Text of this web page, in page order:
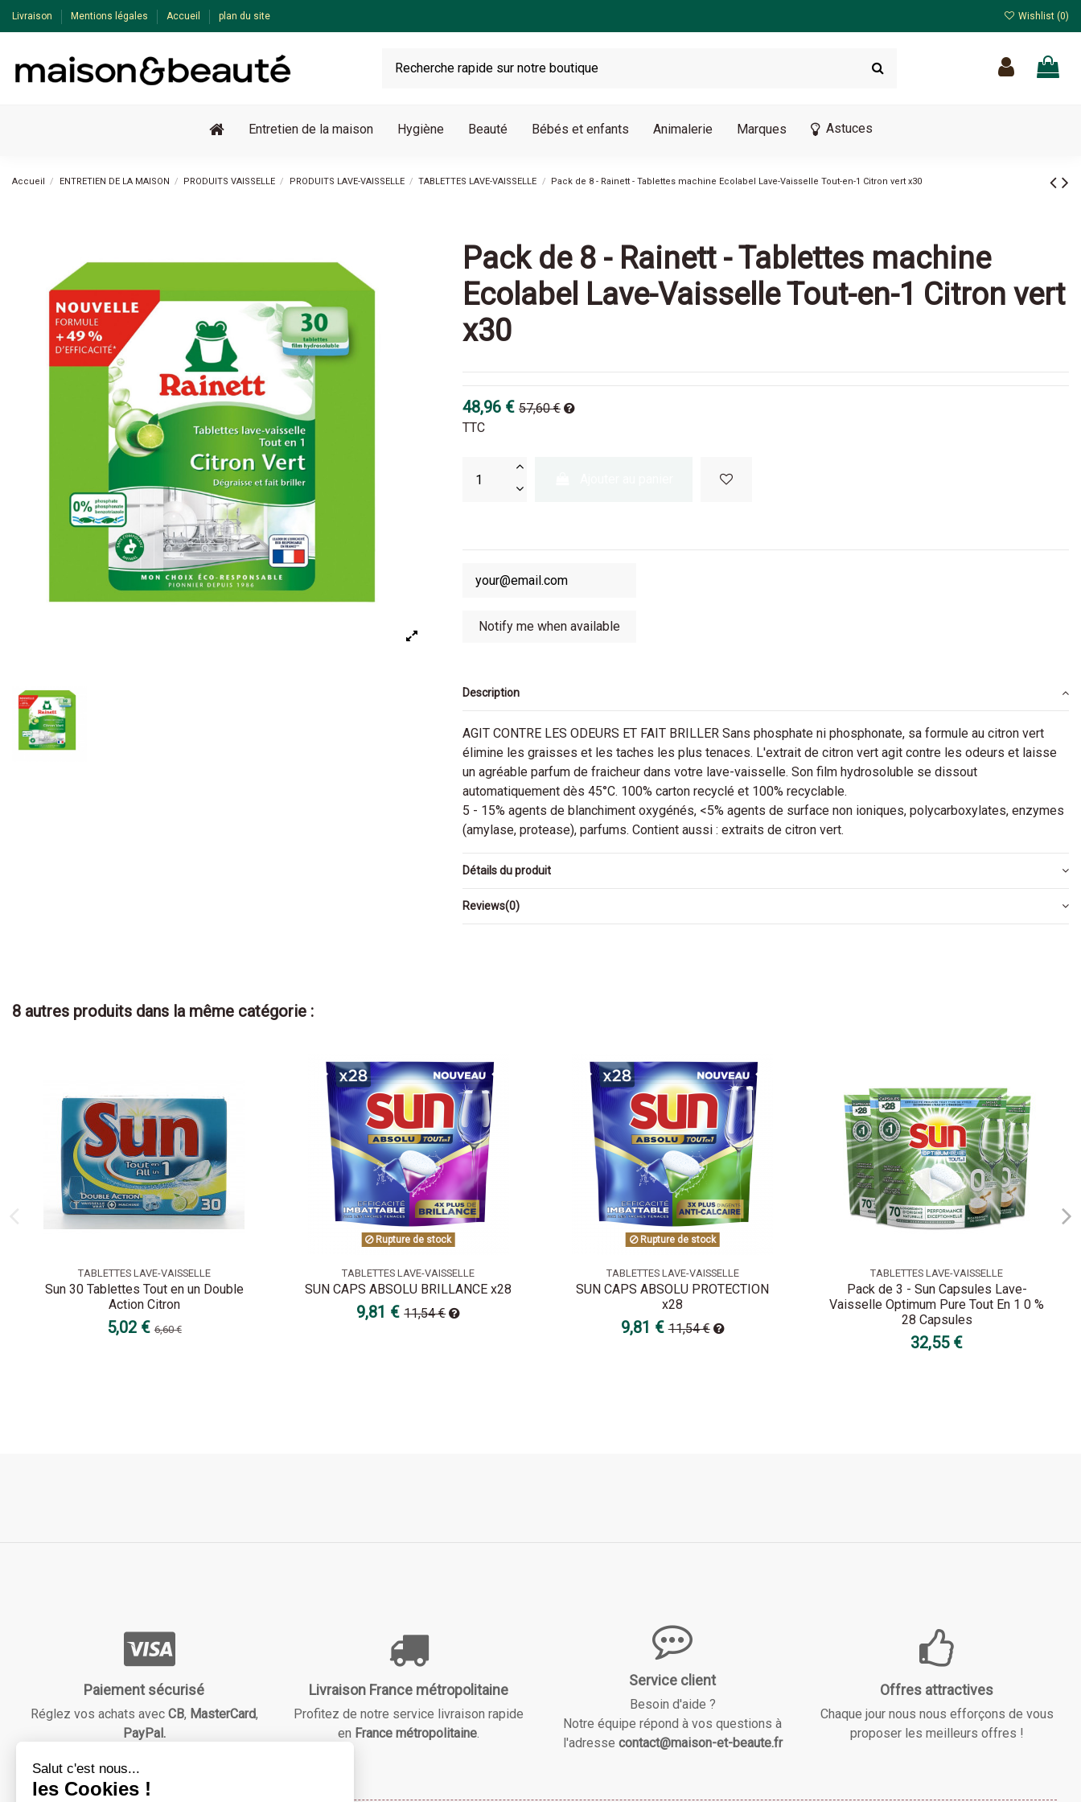
Livraison Mentions légales Accueil plan du site Wishlist (0)
Entretien de la maison Hygiène Beauté Bébés et enfants Animalerie Marques Astuces
Accueil ENTRETIEN DE LA MAISON PRODUITS VAISSELLE PRODUITS LAVE-VAISSELLE TABLETTES LAVE-VAISSELLE Pack de 8 - Rainett - Tablettes machine Ecolabel Lave-Vaisselle Tout-en-1 Citron vert x30
Pack
Pack de 8 - Rainett - Tablettes machine
Ecolabel Lave-Vaisselle Tout-en-1 Citron vert
x30
48,96 € 57,60 €
TTC
Description
AGIT CONTRE LES ODEURS ET FAIT BRILLER Sans phosphate ni phosphonate, sa formule au citron vert
élimine les graisses et les taches les plus tenaces. L'extrait de citron vert agit contre les odeurs et laisse
un agréable parfum de fraicheur dans votre lave-vaisselle. Son film hydrosoluble se dissout
automatiquement dès 45°C. 100% carton recyclé et 100% recyclable.
5 - 15% agents de blanchiment oxygénés, <5% agents de surface non ioniques, polycarboxylates, enzymes
(amylase, protease), parfums. Contient aussi : extraits de citron vert.
Détails du produit
Reviews(0)
8 autres produits dans la même catégorie :
TABLETTES LAVE-VAISSELLE
Sun 30 Tablettes Tout en un Double
Action Citron
5,02 €6,60 €
Rupture de stock
TABLETTES LAVE-VAISSELLE
SUN CAPS ABSOLU BRILLANCE x28
9,81 €11,54 €
Rupture de stock
TABLETTES LAVE-VAISSELLE
SUN CAPS ABSOLU PROTECTION
x28
9,81 €11,54 €
TABLETTES LAVE-VAISSELLE
Pack de 3 - Sun Capsules Lave-
Vaisselle Optimum Pure Tout En 1 0 %
28 Capsules
32,55 €
Paiement sécurisé
Réglez vos achats avec CB, MasterCard,
PayPal.
Livraison France métropolitaine
Profitez de notre service livraison rapide
en France métropolitaine.
Service client
Besoin d'aide ?
Notre équipe répond à vos questions à
l'adresse contact@maison-et-beaute.fr
Offres attractives
Chaque jour nous nous efforçons de vous
proposer les meilleurs offres !